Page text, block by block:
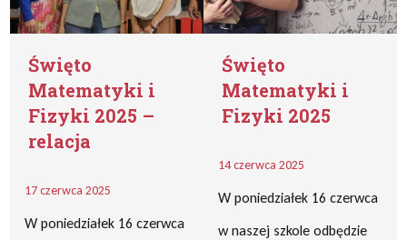
Święto
Matematyki i
Fizyki 2025 –
relacja
17 czerwca 2025
W poniedziałek 16 czerwca
Święto
Matematyki i
Fizyki 2025
14 czerwca 2025
W poniedziałek 16 czerwca
w naszej szkole odbędzie